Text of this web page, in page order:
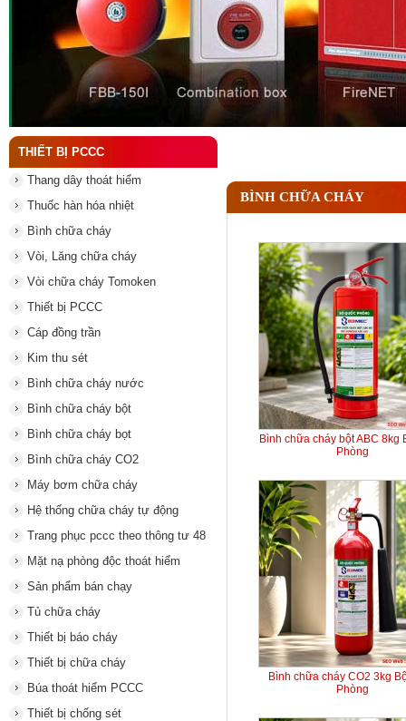
THIẾT BỊ PCCC
Thang dây thoát hiểm
Thuốc hàn hóa nhiệt
Bình chữa cháy
Vòi, Lăng chữa cháy
Vòi chữa cháy Tomoken
Thiết bị PCCC
Cáp đồng trần
Kim thu sét
Bình chữa cháy nước
Bình chữa cháy bột
Bình chữa cháy bọt
Bình chữa cháy CO2
Máy bơm chữa cháy
Hệ thống chữa cháy tự động
Trang phục pccc theo thông tư 48
Mặt nạ phòng độc thoát hiểm
Sản phẩm bán chạy
Tủ chữa cháy
Thiết bị báo cháy
Thiết bị chữa cháy
Búa thoát hiểm PCCC
Thiết bị chống sét
BÌNH CHỮA CHÁY
Bình chữa cháy bột ABC 8kg
Phòng
Bình chữa cháy CO2 3kg
Phòng